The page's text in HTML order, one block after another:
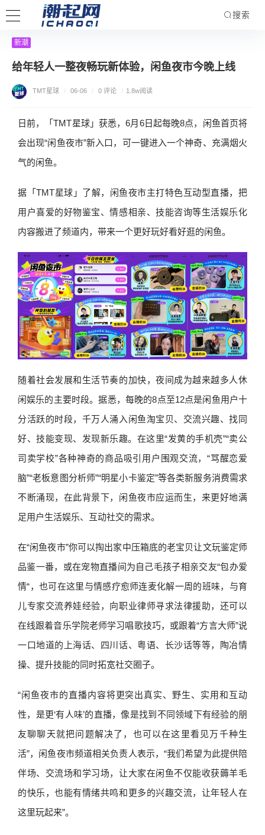
搜索
新潮
给年轻人一整夜畅玩新体验，闲鱼夜市今晚上线
TMT星球 / 06-06 / 0 评论 / 1.8w阅读
日前，「TMT星球」获悉，6月6日起每晚8点，闲鱼首页将
会出现“闲鱼夜市”新入口，可一键进入一个神奇、充满烟火
气的闲鱼。
据「TMT星球」了解，闲鱼夜市主打特色互动型直播，把
用户喜爱的好物鉴宝、情感相亲、技能咨询等生活娱乐化
内容搬进了频道内，带来一个更好玩好看好逛的闲鱼。
随着社会发展和生活节奏的加快，夜间成为越来越多人休
闲娱乐的主要时段。据悉，每晚的8点至12点是闲鱼用户十
分活跃的时段，千万人涌入闲鱼淘宝贝、交流兴趣、找同
好、技能变现、发现新乐趣。在这里“发黄的手机壳”“卖公
司卖学校”各种神奇的商品吸引用户围观交流，“骂醒恋爱
脑”“老板意图分析师”“明星小卡鉴定”等各类新服务消费需求
不断涌现，在此背景下，闲鱼夜市应运而生，来更好地满
足用户生活娱乐、互动社交的需求。
在“闲鱼夜市”你可以掏出家中压箱底的老宝贝让文玩鉴定师
品鉴一番，或在宠物直播间为自己毛孩子相亲交友“包办爱
情“，也可在这里与情感疗愈师连麦化解一周的班味，与育
儿专家交流养娃经验，向职业律师寻求法律援助，还可以
在线跟着音乐学院老师学习唱歌技巧，或跟着“方言大师”说
一口地道的上海话、四川话、粤语、长沙话等等，陶冶情
操、提升技能的同时拓宽社交圈子。
“闲鱼夜市的直播内容将更突出真实、野生、实用和互动
性，是更‘有人味’的直播，像是找到不同领域下有经验的朋
友聊聊天就把问题解决了，也可以在这里看见万千种生
活”，闲鱼夜市频道相关负责人表示，“我们希望为此提供陪
伴场、交流场和学习场，让大家在闲鱼不仅能收获薅羊毛
的快乐，也能有情绪共鸣和更多的兴趣交流，让年轻人在
这里玩起来”。